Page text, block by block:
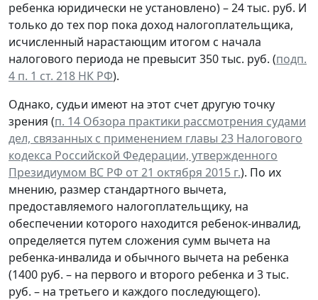
ребенка юридически не установлено) – 24 тыс. руб. И
только до тех пор пока доход налогоплательщика,
исчисленный нарастающим итогом с начала
налогового периода не превысит 350 тыс. руб. (подп.
4 п. 1 ст. 218 НК РФ).
Однако, судьи имеют на этот счет другую точку
зрения (п. 14 Обзора практики рассмотрения судами
дел, связанных с применением главы 23 Налогового
кодекса Российской Федерации, утвержденного
Президиумом ВС РФ от 21 октября 2015 г.). По их
мнению, размер стандартного вычета,
предоставляемого налогоплательщику, на
обеспечении которого находится ребенок-инвалид,
определяется путем сложения сумм вычета на
ребенка-инвалида и обычного вычета на ребенка
(1400 руб. – на первого и второго ребенка и 3 тыс.
руб. – на третьего и каждого последующего).